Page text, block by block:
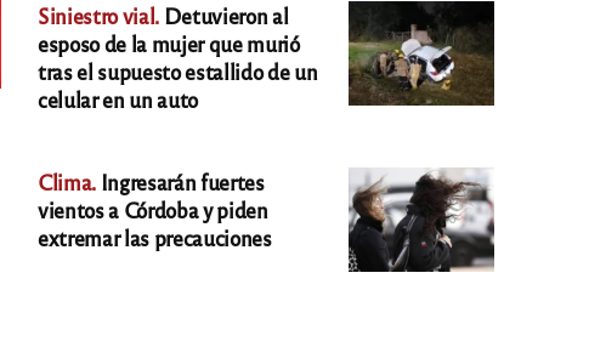
Siniestro vial. Detuvieron al
esposo de la mujer que murió
tras el supuesto estallido de un
celular en un auto
Clima. Ingresarán fuertes
vientos a Córdoba y piden
extremar las precauciones